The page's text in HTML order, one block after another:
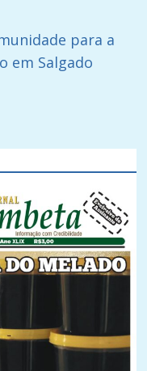
para a
em Salgado